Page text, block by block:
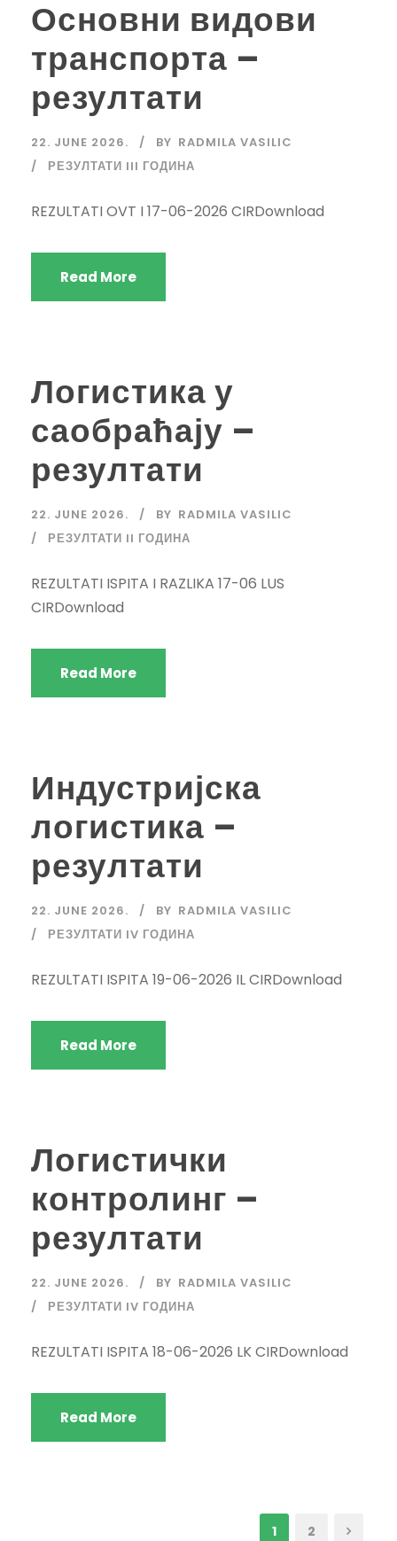
Основни видови
транспорта –
резултати
22. JUNE 2026. BY RADMILA VASILIC
РЕЗУЛТАТИ III ГОДИНА
REZULTATI OVT I 17-06-2026 CIRDownload
Read More
Логистика у
саобраћају –
резултати
22. JUNE 2026. BY RADMILA VASILIC
РЕЗУЛТАТИ II ГОДИНА
REZULTATI ISPITA I RAZLIKA 17-06 LUS
CIRDownload
Read More
Индустријска
логистика –
резултати
22. JUNE 2026. BY RADMILA VASILIC
РЕЗУЛТАТИ IV ГОДИНА
REZULTATI ISPITA 19-06-2026 IL CIRDownload
Read More
Логистички
контролинг –
резултати
22. JUNE 2026. BY RADMILA VASILIC
РЕЗУЛТАТИ IV ГОДИНА
REZULTATI ISPITA 18-06-2026 LK CIRDownload
Read More
1 2